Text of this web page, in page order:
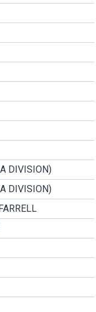
DIVISION)
DIVISION)